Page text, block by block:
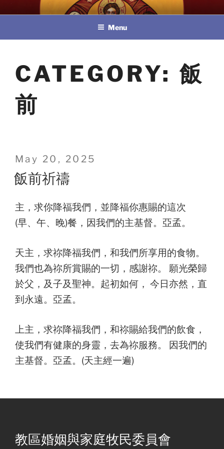
to
教區婚姻與家庭牧民委員會
Menu
CATEGORY:飯
前
Posted
on
May 20, 2025
飯前祈禱
主，求你降福我們，並降福你惠賜的這次
(早、午、晚)餐，因我們的主基督。亞孟。
天主，求祢降福我們，和我們所享用的食物。
我們也為祢所賞賜的一切，感謝祢。 願光榮歸
於父，及子及聖神。起初如何， 今日亦然，直
到永遠。亞孟。
上主，求祢降福我們，和祢賜給我們的飲食，
使我們有健康的身靈，去為祢服務。 因我們的
主基督。亞孟。(天主經一遍)
教區婚姻與家庭牧民委員會